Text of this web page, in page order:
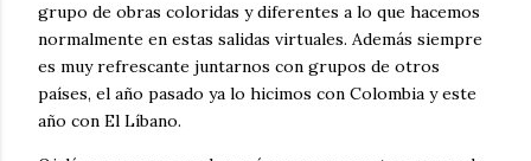
grupo de obras coloridas y diferentes a lo que hacemos
normalmente en estas salidas virtuales. Además siempre
es muy refrescante juntarnos con grupos de otros
países, el año pasado ya lo hicimos con Colombia y este
año con El Líbano.